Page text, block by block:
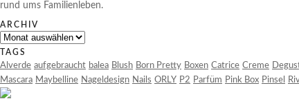
rund ums Familienleben.
ARCHIV
Archiv
TAGS
Alverde aufgebraucht balea Blush Born Pretty Boxen Catrice Creme
Mascara Maybelline Nageldesign Nails ORLY P2 Parfüm Pink Box Pinsel